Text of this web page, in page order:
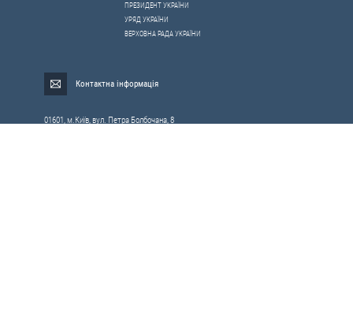
ПРЕЗИДЕНТ УКРАЇНИ
УРЯД УКРАЇНИ
ВЕРХОВНА РАДА УКРАЇНИ
Контактна інформація
01601, м.Київ, вул. Петра Болбочана, 8